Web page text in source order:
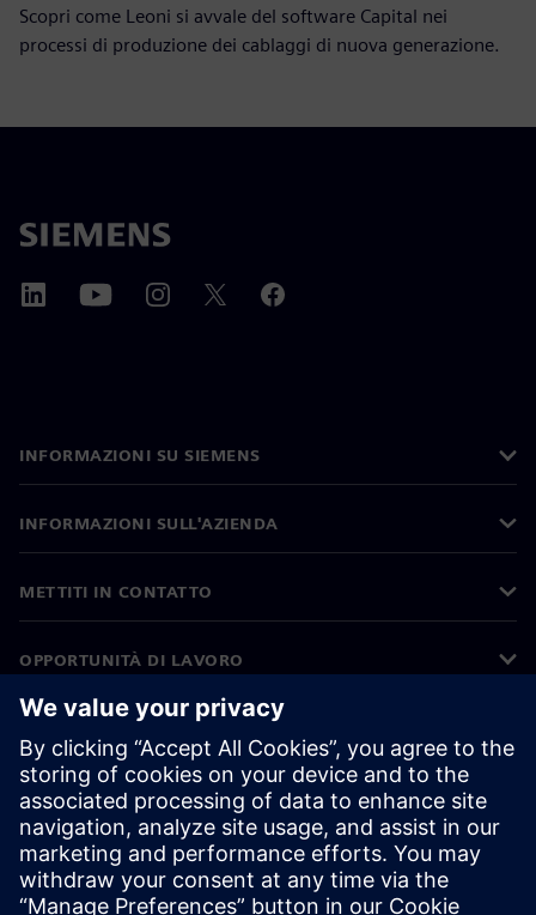
Scopri come Leoni si avvale del software Capital nei
processi di produzione dei cablaggi di nuova generazione.
INFORMAZIONI SU SIEMENS
INFORMAZIONI SULL'AZIENDA
METTITI IN CONTATTO
OPPORTUNITÀ DI LAVORO
©Siemens 2026
Informazioni aziendali
Informativa sulla privacy